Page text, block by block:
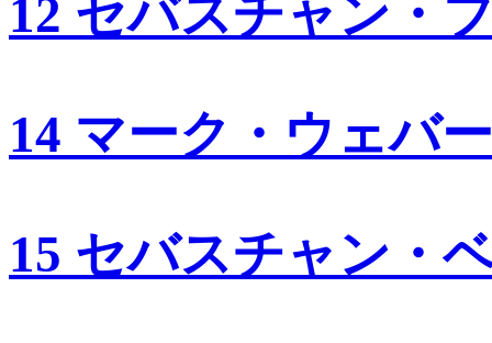
12 セバスチャン・
14 マーク・ウェバー
15 セバスチャン・